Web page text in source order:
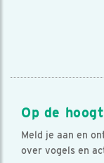
Op de
Meld je aan en
over vogels en